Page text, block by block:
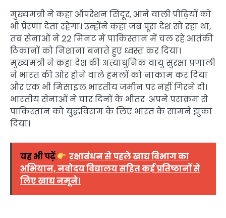
मुख्यमंत्री ने कहा ऑपरेशन सिंदूर, आने वाली पीढ़ियों को
भी प्रेरणा देता रहेगा। उन्होंने कहा जब पूरा देश सो रहा था,
तब सेनाओं ने 22 मिनट में पाकिस्तान में चल रहे आतंकी
ठिकानों को निशाना बनाते हुए ध्वस्त कर दिया।
मुख्यमंत्री ने कहा देश की अत्याधुनिक वायु सुरक्षा प्रणाली
ने भारत की ओर होने वाले हमलों को नाकाम कर दिया
और एक भी मिसाइल भारतीय जमीन पर नहीं गिरने दी।
भारतीय सेनाओं ने चार दिनों के भीतर अपने पराक्रम से
पाकिस्तान को युद्धविराम के लिए भारत के सामने झुका
दिया।
यह भी पढ़ें
रक्षाबंधन से पहले खाद्य विभाग का
अभियान, नवोदय विद्यालय सहित कई प्रतिष्ठानों से
लिए खाद्य नमूने।